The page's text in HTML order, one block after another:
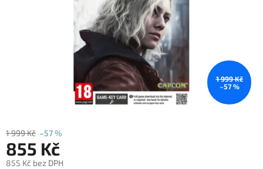
1 999 Kč
–57 %
1 999 Kč –57 %
855 Kč
855 Kč bez DPH